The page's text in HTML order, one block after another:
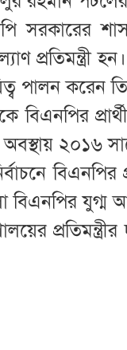
প্রতিমন্ত্রী
পালন করেন
২০১৬
বিএনপির
যুগ্ম